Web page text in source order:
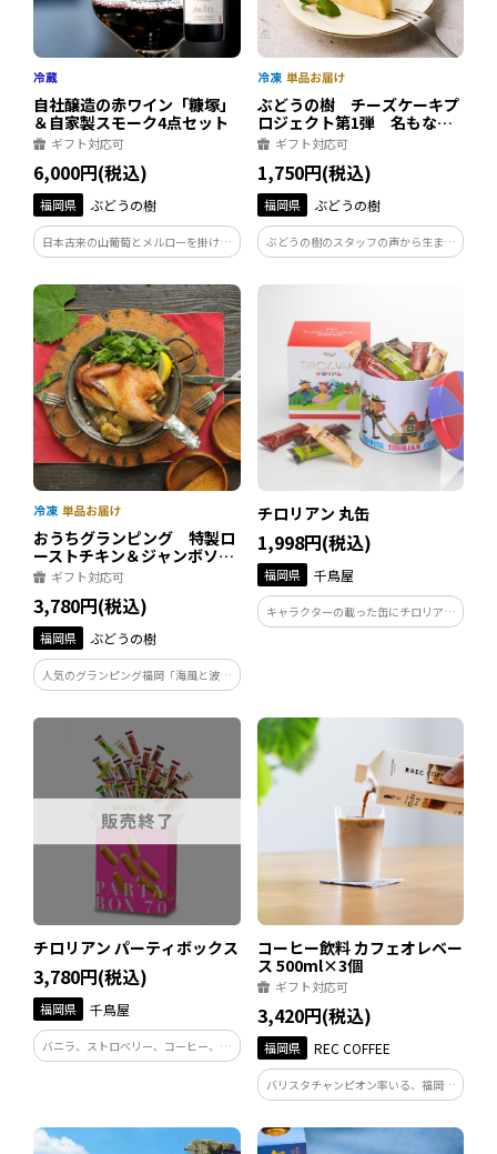
自社醸造の赤ワイン「糠塚」
＆自家製スモーク4点セット
ギフト対応可
6,000円(税込)
福岡県 ぶどうの樹
日本古来の山葡萄とメルローを掛け合
わせた「富士の夢」を100％使用した
ぶどうの樹オリジナル“オール岡垣
産”赤ワイン。IFFAドイツ食肉加工コ
ンテスト金賞受賞の自家製スモークと
ぜひ一緒にお楽しみ下さい。
ぶどうの樹 チーズケーキプ
ロジェクト第1弾 名もなき
チーズケーキ
ギフト対応可
1,750円(税込)
福岡県 ぶどうの樹
ぶどうの樹のスタッフの声から生まれ
たチーズケーキプロジェクト。冷凍だ
からこその楽しみ方や素材・製法への
レチーズケーキです。
おうちグランピング 特製ロ
ーストチキン＆ジャンボソー
セージセット
ギフト対応可
3,780円(税込)
福岡県 ぶどうの樹
人気のグランピング福岡「海風と波の
音」で実際に提供されているロースト
チキンのセットが、お得にご自宅でも
楽しめるセットです。レストランシェ
フが作る本格BBQ料理をぜひお楽しみ
ください。
チロリアン 丸缶
1,998円(税込)
福岡県 千鳥屋
キャラクターの載った缶にチロリアン
がたっぷり入っています。 発売以来か
チロリアン パーティボックス
3,780円(税込)
福岡県 千鳥屋
バニラ、ストロベリー、コーヒー、チ
ョコレート、あまおう、玉露、マンゴ
ムのおともに、ぜひご利用ください。
コーヒー飲料 カフェオレベー
ス 500ml×3個
ギフト対応可
3,420円(税込)
福岡県 REC COFFEE
バリスタチャンピオン率いる、福岡・
博多発のスペシャルティコーヒー専門
店。ミルクと合わせるだけでバリスタ
クオリティの本格的な「カフェオレ」